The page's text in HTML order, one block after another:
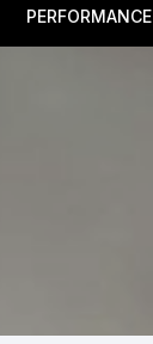
PERFORMANCE